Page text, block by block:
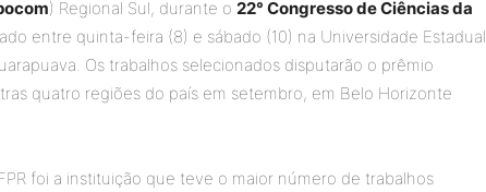
) Regional Sul, durante o 22° Congresso de Ciências da
entre quinta-feira (8) e sábado (10) na Universidade Estadual
Os trabalhos selecionados disputarão o prêmio
quatro regiões do país em setembro, em Belo Horizonte
foi a instituição que teve o maior número de trabalhos